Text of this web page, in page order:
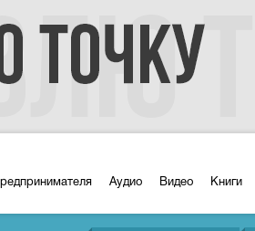
Аудио Видео Книги